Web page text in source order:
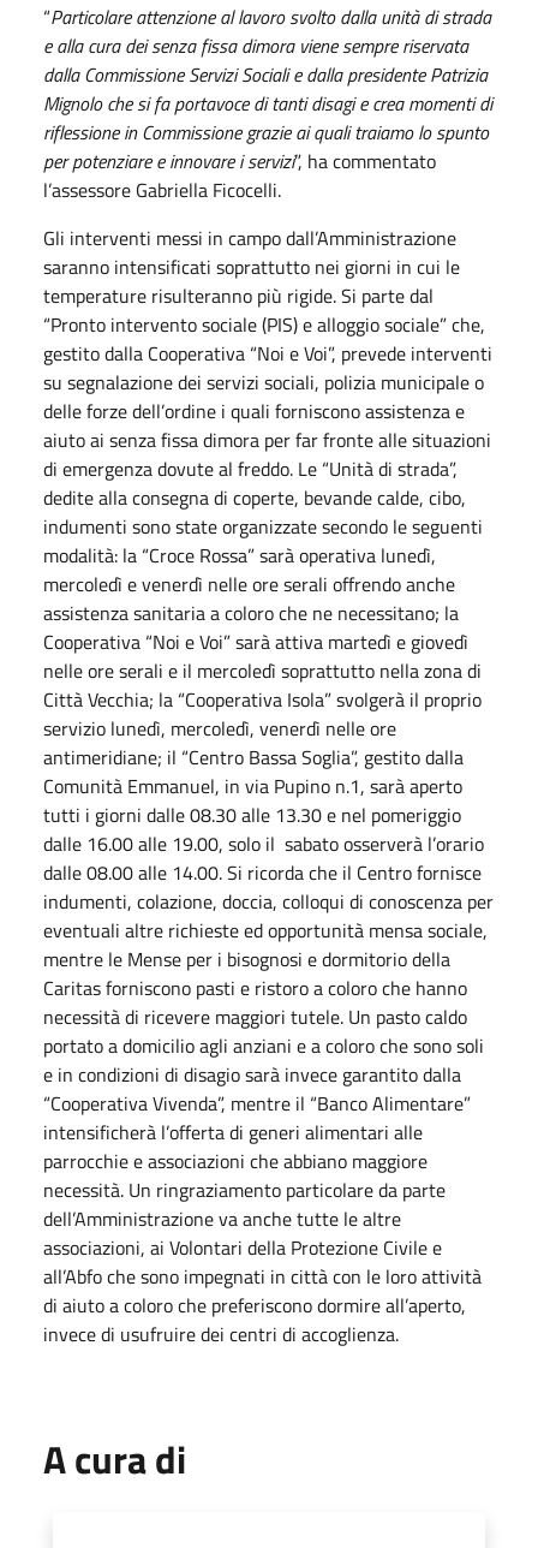
“Particolare attenzione al lavoro svolto dalla unità di strada
e alla cura dei senza fissa dimora viene sempre riservata
dalla Commissione Servizi Sociali e dalla presidente Patrizia
Mignolo che si fa portavoce di tanti disagi e crea momenti di
riflessione in Commissione grazie ai quali traiamo lo spunto
per potenziare e innovare i servizi”, ha commentato
l’assessore Gabriella Ficocelli.
Gli interventi messi in campo dall’Amministrazione
saranno intensificati soprattutto nei giorni in cui le
temperature risulteranno più rigide. Si parte dal
“Pronto intervento sociale (PIS) e alloggio sociale” che,
gestito dalla Cooperativa “Noi e Voi”, prevede interventi
su segnalazione dei servizi sociali, polizia municipale o
delle forze dell’ordine i quali forniscono assistenza e
aiuto ai senza fissa dimora per far fronte alle situazioni
di emergenza dovute al freddo. Le “Unità di strada”,
dedite alla consegna di coperte, bevande calde, cibo,
indumenti sono state organizzate secondo le seguenti
modalità: la “Croce Rossa” sarà operativa lunedì,
mercoledì e venerdì nelle ore serali offrendo anche
assistenza sanitaria a coloro che ne necessitano; la
Cooperativa “Noi e Voi” sarà attiva martedì e giovedì
nelle ore serali e il mercoledì soprattutto nella zona di
Città Vecchia; la “Cooperativa Isola” svolgerà il proprio
servizio lunedì, mercoledì, venerdì nelle ore
antimeridiane; il “Centro Bassa Soglia”, gestito dalla
Comunità Emmanuel, in via Pupino n.1, sarà aperto
tutti i giorni dalle 08.30 alle 13.30 e nel pomeriggio
dalle 16.00 alle 19.00, solo il sabato osserverà l’orario
dalle 08.00 alle 14.00. Si ricorda che il Centro fornisce
indumenti, colazione, doccia, colloqui di conoscenza per
eventuali altre richieste ed opportunità mensa sociale,
mentre le Mense per i bisognosi e dormitorio della
Caritas forniscono pasti e ristoro a coloro che hanno
necessità di ricevere maggiori tutele. Un pasto caldo
portato a domicilio agli anziani e a coloro che sono soli
e in condizioni di disagio sarà invece garantito dalla
“Cooperativa Vivenda”, mentre il “Banco Alimentare”
intensificherà l’offerta di generi alimentari alle
parrocchie e associazioni che abbiano maggiore
necessità. Un ringraziamento particolare da parte
dell’Amministrazione va anche tutte le altre
associazioni, ai Volontari della Protezione Civile e
all’Abfo che sono impegnati in città con le loro attività
di aiuto a coloro che preferiscono dormire all’aperto,
invece di usufruire dei centri di accoglienza.
A cura di